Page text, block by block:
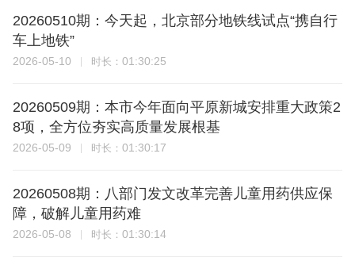
20260510期：今天起，北京部分地铁线试点“携自行
车上地铁”
2026-05-10 时长： 01:30:25
20260509期：本市今年面向平原新城安排重大政策2
8项，全方位夯实高质量发展根基
2026-05-09 时长： 01:30:17
20260508期：八部门发文改革完善儿童用药供应保
障，破解儿童用药难
2026-05-08 时长： 01:30:14